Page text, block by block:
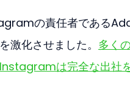
の責任者である
激化させました。 多く
は完全な出社